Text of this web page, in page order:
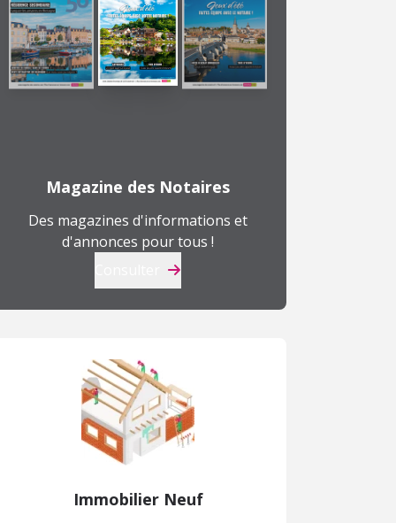
Magazine des Notaires
Des magazines d'informations et
d'annonces pour tous !
Immobilier Neuf